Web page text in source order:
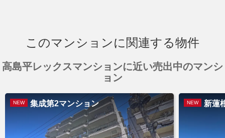
このマンションに関連する物件
高島平レックスマンションに近い売出中のマンシ
ョン
NEW 集成第2マンション NEW 新蓮